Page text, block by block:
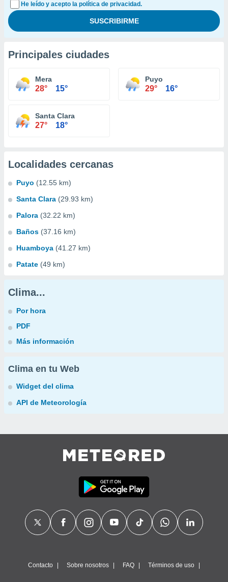
He leído y acepto la política de privacidad.
Principales ciudades
Mera
28° 15°
Puyo
29° 16°
Santa Clara
27° 18°
Localidades cercanas
Puyo (12.55 km)
Santa Clara (29.93 km)
Palora (32.22 km)
Baños (37.16 km)
Huamboya (41.27 km)
Patate (49 km)
Clima...
Por hora
PDF
Más información
Clima en tu Web
Widget del clima
API de Meteorología
Contacto Sobre nosotros FAQ Términos de uso